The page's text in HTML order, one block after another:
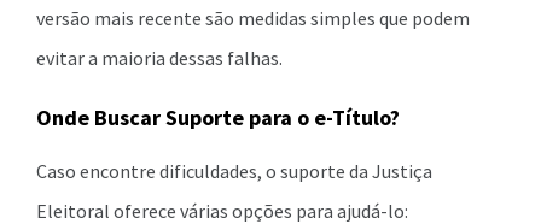
versão mais recente são medidas simples que podem
evitar a maioria dessas falhas.
Onde Buscar Suporte para o e-Título?
Caso encontre dificuldades, o suporte da Justiça
Eleitoral oferece várias opções para ajudá-lo: